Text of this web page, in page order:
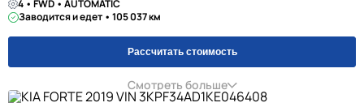
4 • FWD • AUTOMATIC
Заводится и едет • 105 037 км
Рассчитать стоимость
Смотреть больше